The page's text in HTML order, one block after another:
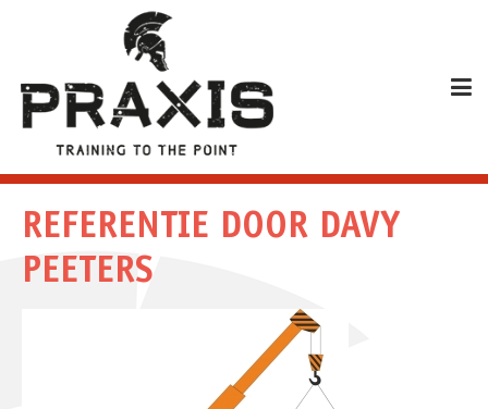
REFERENTIE DOOR DAVY
PEETERS